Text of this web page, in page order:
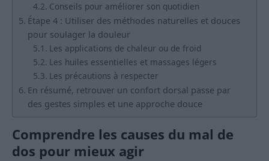
Conseils pour améliorer son quotidien
Étape 4 : Utiliser des méthodes naturelles et douces
pour soulager la douleur
Les applications de chaleur ou de froid
Les huiles essentielles et massages légers
Les précautions à respecter
En résumé, retrouver un confort dorsal passe par
des gestes simples et une approche douce
Comprendre les causes du mal de
dos pour mieux agir